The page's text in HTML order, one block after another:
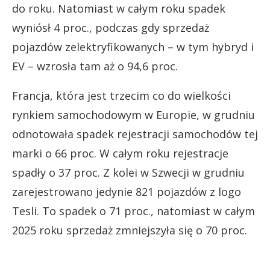
do roku. Natomiast w całym roku spadek
wyniósł 4 proc., podczas gdy sprzedaż
pojazdów zelektryfikowanych – w tym hybryd i
EV – wzrosła tam aż o 94,6 proc.
Francja, która jest trzecim co do wielkości
rynkiem samochodowym w Europie, w grudniu
odnotowała spadek rejestracji samochodów tej
marki o 66 proc. W całym roku rejestracje
spadły o 37 proc. Z kolei w Szwecji w grudniu
zarejestrowano jedynie 821 pojazdów z logo
Tesli. To spadek o 71 proc., natomiast w całym
2025 roku sprzedaż zmniejszyła się o 70 proc.